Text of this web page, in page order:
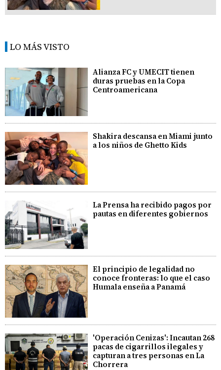
LO MÁS VISTO
Alianza FC y UMECIT tienen
duras pruebas en la Copa
Centroamericana
Shakira descansa en Miami junto
a los niños de Ghetto Kids
La Prensa ha recibido pagos por
pautas en diferentes gobiernos
El principio de legalidad no
conoce fronteras: lo que el caso
Humala enseña a Panamá
'Operación Cenizas': Incautan 268
pacas de cigarrillos ilegales y
capturan a tres personas en La
Chorrera